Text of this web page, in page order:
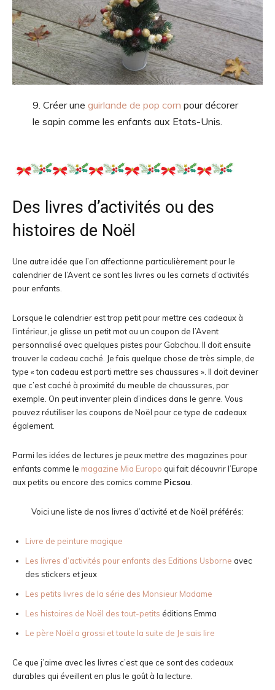
9. Créer une guirlande de pop corn pour décorer
le sapin comme les enfants aux Etats-Unis.
Des livres d’activités ou des
histoires de Noël
Une autre idée que l’on affectionne particulièrement pour le
calendrier de l’Avent ce sont les livres ou les carnets d’activités
pour enfants.
Lorsque le calendrier est trop petit pour mettre ces cadeaux à
l’intérieur, je glisse un petit mot ou un coupon de l’Avent
personnalisé avec quelques pistes pour Gabchou. Il doit ensuite
trouver le cadeau caché. Je fais quelque chose de très simple, de
type « ton cadeau est parti mettre ses chaussures ». Il doit deviner
que c’est caché à proximité du meuble de chaussures, par
exemple. On peut inventer plein d’indices dans le genre. Vous
pouvez réutiliser les coupons de Noël pour ce type de cadeaux
également.
Parmi les idées de lectures je peux mettre des magazines pour
enfants comme le magazine Mia Europo qui fait découvrir l’Europe
aux petits ou encore des comics comme Picsou.
Voici une liste de nos livres d’activité et de Noël préférés:
Livre de peinture magique
Les livres d’activités pour enfants des Editions Usborne avec
des stickers et jeux
Les petits livres de la série des Monsieur Madame
Les histoires de Noël des tout-petits éditions Emma
Le père Noël a grossi et toute la suite de Je sais lire
Ce que j’aime avec les livres c’est que ce sont des cadeaux
durables qui éveillent en plus le goût à la lecture.